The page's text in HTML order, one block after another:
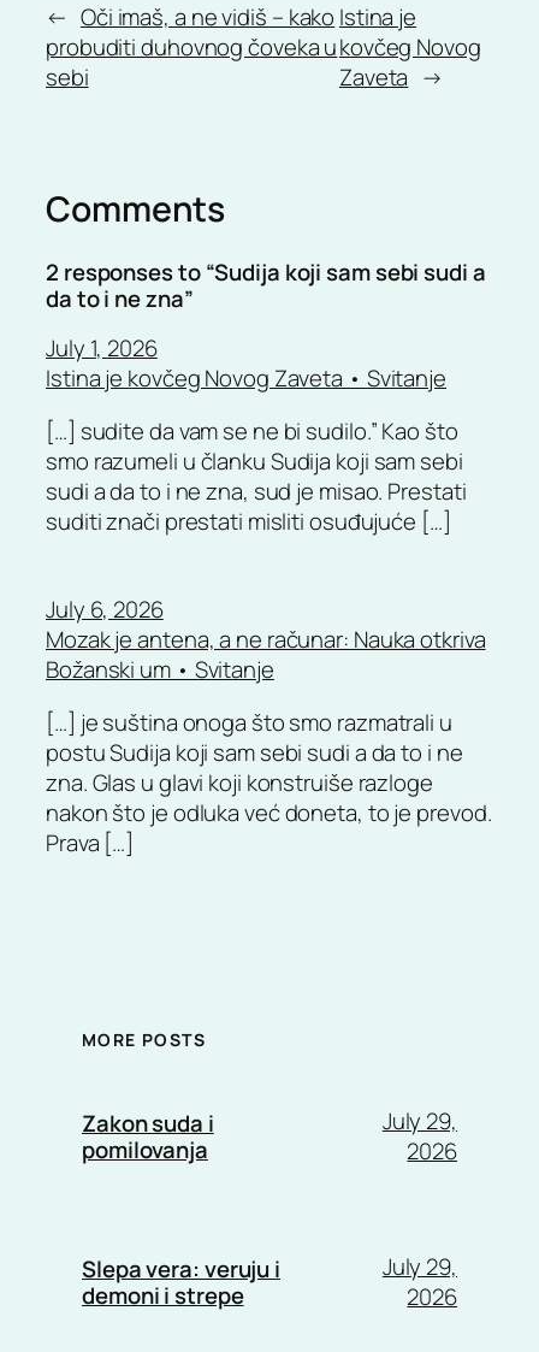
← Oči imaš, a ne vidiš – kako
probuditi duhovnog čoveka u
sebi
Istina je
kovčeg Novog
Zaveta →
Comments
2 responses to “Sudija koji sam sebi sudi a
da to i ne zna”
July 1, 2026
Istina je kovčeg Novog Zaveta • Svitanje
[…] sudite da vam se ne bi sudilo.” Kao što
smo razumeli u članku Sudija koji sam sebi
sudi a da to i ne zna, sud je misao. Prestati
suditi znači prestati misliti osuđujuće […]
July 6, 2026
Mozak je antena, a ne računar: Nauka otkriva
Božanski um • Svitanje
[…] je suština onoga što smo razmatrali u
postu Sudija koji sam sebi sudi a da to i ne
zna. Glas u glavi koji konstruiše razloge
nakon što je odluka već doneta, to je prevod.
Prava […]
MORE POSTS
Zakon suda i
pomilovanja
July 29,
2026
Slepa vera: veruju i
demoni i strepe
July 29,
2026